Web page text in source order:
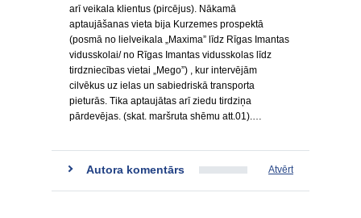
arī veikala klientus (pircējus). Nākamā
aptaujāšanas vieta bija Kurzemes prospektā
(posmā no lielveikala „Maxima” līdz Rīgas Imantas
vidusskolai/ no Rīgas Imantas vidusskolas līdz
tirdzniecības vietai „Mego”) , kur intervējām
cilvēkus uz ielas un sabiedriskā transporta
pieturās. Tika aptaujātas arī ziedu tirdziņa
pārdevējas. (skat. maršruta shēmu att.01).…
Autora komentārs Atvērt